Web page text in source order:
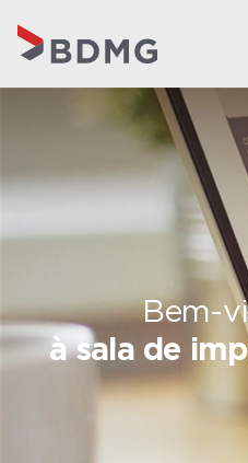
Bem-
à sala de